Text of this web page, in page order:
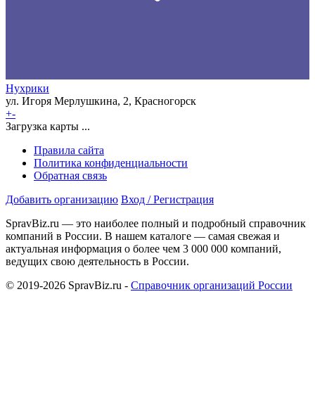
Нухрики
ул. Игоря Мерлушкина, 2, Красногорск
+-
Загрузка карты ...
Правила сайта
Политика конфиденциальности
Обратная связь
Добавить организацию Вход / Регистрация
SpravBiz.ru — это наиболее полный и подробный справочник
компаний в России. В нашем каталоге — самая свежая и
актуальная информация о более чем 3 000 000 компаний,
ведущих свою деятельность в России.
© 2019-2026 SpravBiz.ru - Справочник организаций России